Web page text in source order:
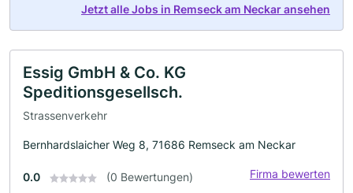
Jetzt alle Jobs in Remseck am Neckar ansehen
Essig GmbH & Co. KG
Speditionsgesellsch.
Strassenverkehr
Bernhardslaicher Weg 8, 71686 Remseck am Neckar
0.0 (0 Bewertungen) Firma bewerten